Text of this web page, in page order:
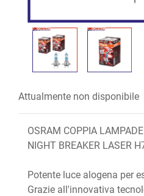
Attualmente non disponibile
OSRAM COPPIA
NIGHT BREAKER LASER
Potente luce alogena per
Grazie all'innovativa